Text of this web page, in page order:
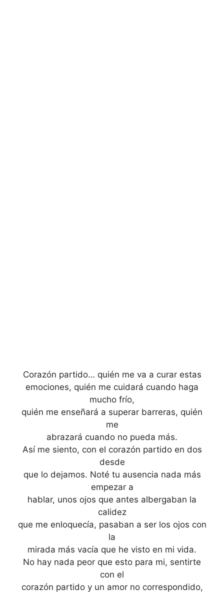
Corazón partido… quién me va a curar estas
emociones, quién me cuidará cuando haga
mucho frío,
quién me enseñará a superar barreras, quién
me
abrazará cuando no pueda más.
Así me siento, con el corazón partido en dos
desde
que lo dejamos. Noté tu ausencia nada más
empezar a
hablar, unos ojos que antes albergaban la
calidez
que me enloquecía, pasaban a ser los ojos con
la
mirada más vacía que he visto en mi vida.
No hay nada peor que esto para mi, sentirte
con el
corazón partido y un amor no correspondido,